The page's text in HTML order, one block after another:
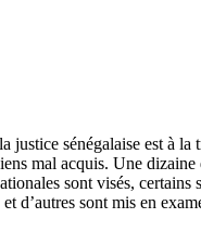
justice sénégalaise est à la
mal acquis. Une dizaine
sont visés, certains
d’autres sont mis en